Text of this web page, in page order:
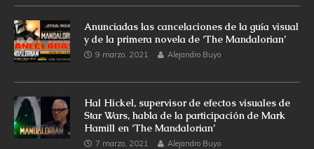
Anunciadas las cancelaciones de la guía visual
y de la primera novela de ‘The Mandalorian’
9 marzo, 2021 Alejandro Buyo
Hal Hickel, supervisor de efectos visuales de
Star Wars, habla de la participación de Mark
Hamill en ‘The Mandalorian’
7 marzo, 2021 Alejandro Buyo